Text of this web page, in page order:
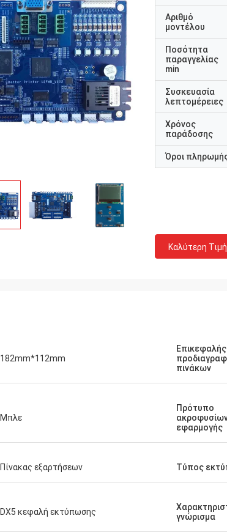
Αριθμό
μοντέλου
Ποσότητα
παραγγελίας
min
Συσκευασία
λεπτομέρειες
Χρόνος
παράδοσης
Όροι
Καλύτερη Τιμή
182mm*112mm
Επικεφαλής
πινάκων
Μπλε
Πρότυπο
εφαρμογής
Πίνακας εξαρτήσεων Τύπος
DX5 κεφαλή εκτύπωσης
γνώρισμα